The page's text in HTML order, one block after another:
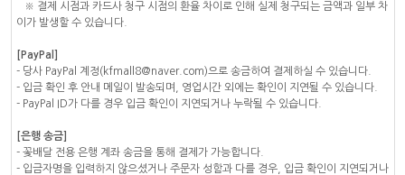
※ 결제 시점과 카드사 청구 시점의 환율 차이로 인해 실제 청구되는 금액과 일부 차
이가 발생할 수 있습니다.
[PayPal]
- 당사 PayPal 계정(kfmall8@naver.com)으로 송금하여 결제하실 수 있습니다.
- 입금 확인 후 안내 메일이 발송되며, 영업시간 외에는 확인이 지연될 수 있습니다.
- PayPal ID가 다를 경우 입금 확인이 지연되거나 누락될 수 있습니다.
[은행 송금]
- 꽃배달 전용 은행 계좌 송금을 통해 결제가 가능합니다.
- 입금자명을 입력하지 않으셨거나 주문자 성함과 다를 경우, 입금 확인이 지연되거나